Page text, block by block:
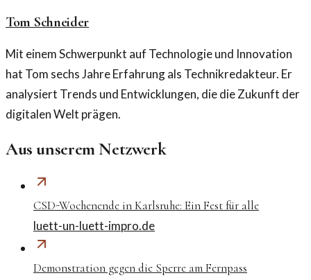
Tom Schneider
Mit einem Schwerpunkt auf Technologie und Innovation
hat Tom sechs Jahre Erfahrung als Technikredakteur. Er
analysiert Trends und Entwicklungen, die die Zukunft der
digitalen Welt prägen.
Aus unserem Netzwerk
CSD-Wochenende in Karlsruhe: Ein Fest für alle
luett-un-luett-impro.de
Demonstration gegen die Sperre am Fernpass